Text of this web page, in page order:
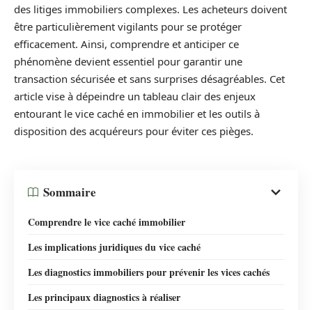
des litiges immobiliers complexes. Les acheteurs doivent
être particulièrement vigilants pour se protéger
efficacement. Ainsi, comprendre et anticiper ce
phénomène devient essentiel pour garantir une
transaction sécurisée et sans surprises désagréables. Cet
article vise à dépeindre un tableau clair des enjeux
entourant le vice caché en immobilier et les outils à
disposition des acquéreurs pour éviter ces pièges.
Sommaire
Comprendre le vice caché immobilier
Les implications juridiques du vice caché
Les diagnostics immobiliers pour prévenir les vices cachés
Les principaux diagnostics à réaliser